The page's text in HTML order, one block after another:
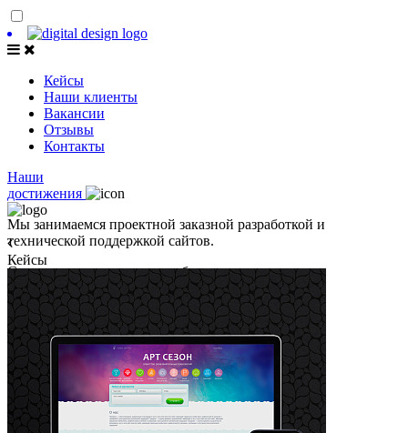
Кейcы
Наши клиенты
Вакансии
Отзывы
Контакты
Наши
достижения
Мы занимаемся проектной заказной разработкой и
технической поддержкой сайтов.
Специализируемся на разработке сложных,
высокотехнологичных решений для бизнеса.
Кейсы